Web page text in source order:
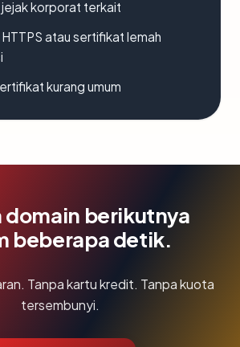
korporat terkait
atau sertifikat lemah
kurang umum
domain berikutnya
beberapa detik.
Tanpa kartu kredit. Tanpa kuota
tersembunyi.